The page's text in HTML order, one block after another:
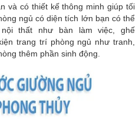
và có thiết kế thông minh giúp tối
ngủ có diện tích lớn bạn có thể
thất như bàn làm việc, ghế
trang trí phòng ngủ như tranh,
thêm phần sinh động.